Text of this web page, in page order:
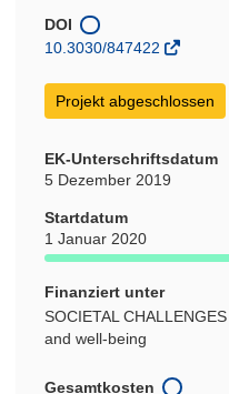
Fenster)
DOI
10.3030/847422
Projekt abgeschlossen
EK-Unterschriftsdatum
5 Dezember 2019
Startdatum
1 Januar 2020
Finanziert unter
SOCIETAL
and well-being
Gesamtkosten